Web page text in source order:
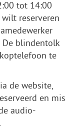
tot 14:00
reserveren
De blindentolk
te
de website,
en mis
audio-